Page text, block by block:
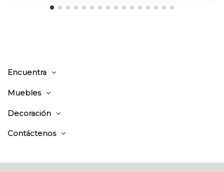
Encuentra
Muebles
Decoración
Contáctenos